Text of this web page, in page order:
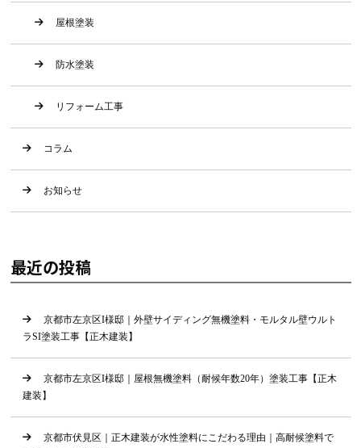
屋根塗装
防水塗装
リフォーム工事
コラム
お知らせ
最近の投稿
京都市左京区I様邸｜外壁サイディング無機塗料・モルタル壁ウルト
ラSI塗装工事【正木建装】
京都市左京区I様邸｜屋根無機塗料（耐候年数20年）塗装工事【正木
建装】
京都市伏見区｜正木建装が水性塗料にこだわる理由｜高耐候塗料で